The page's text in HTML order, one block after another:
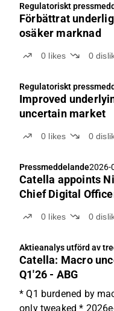
Q1’26 EBIT
Regulatoriskt
Förbättrat
osäker marknad
0 likes 0
Regulatoriskt
Improved
uncertain market
0 likes 0
Pressmeddelande2026-
Catella appoints
Chief Digital
0 likes 0
Aktieanalys utförd av
Catella: Macro
Q1'26 - ABG
* Q1 burdened by
only tweaked *